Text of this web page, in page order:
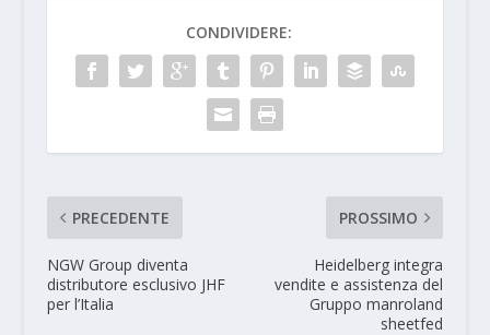
CONDIVIDERE:
PRECEDENTE
NGW Group diventa
distributore esclusivo JHF
per l’Italia
PROSSIMO
Heidelberg integra
vendite e assistenza del
Gruppo manroland
sheetfed